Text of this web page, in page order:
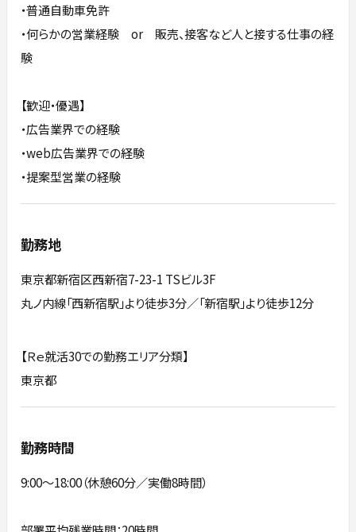
・普通自動車免許
・何らかの営業経験 or 販売、接客など人と接する仕事の経
験
【歓迎・優遇】
・広告業界での経験
・web広告業界での経験
・提案型営業の経験
勤務地
東京都新宿区西新宿7-23-1 TSビル3F
丸ノ内線「西新宿駅」より徒歩3分／「新宿駅」より徒歩12分
【Ｒｅ就活30での勤務エリア分類】
東京都
勤務時間
9:00〜18:00（休憩60分／実働8時間）